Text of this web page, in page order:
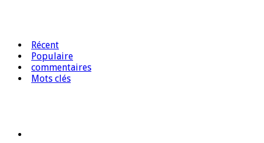
Récent
Populaire
commentaires
Mots clés